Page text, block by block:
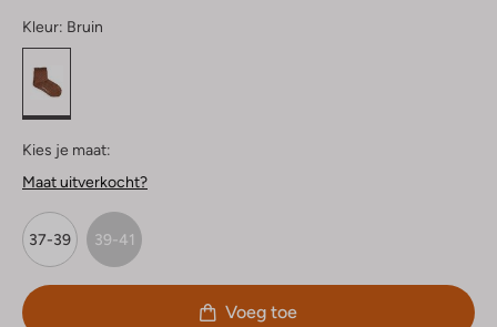
Kleur: Bruin
Kies je maat:
Maat uitverkocht?
37-39 39-41
Voeg toe